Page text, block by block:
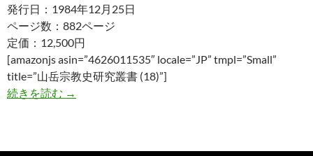
発行日：1984年12月25日
ページ数：882ページ
定価：12,500円
[amazonjs asin=”4626011535″ locale=”JP” tmpl=”Small”
title=”山岳宗教史研究叢書 (18)”]
続きを読む 修験道史料集(Ⅱ)西日本篇 山岳宗教史研究叢書
→